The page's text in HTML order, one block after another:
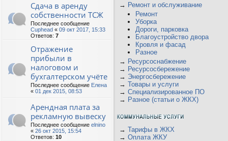
Сдача в аренду
собственности ТСЖ
Последнее сообщение
Cuphead « 09 окт 2017, 15:33
Ответов: 7
Отражение
прибыли в
налоговом и
бухгалтерском учёте
Последнее сообщение Елена
« 01 дек 2015, 08:53
Арендная плата за
рекламную вывеску
Последнее сообщение elnino
« 26 окт 2015, 15:54
Ответов: 10
→ Ремонт и обслуживание
Ремонт
Уборка
Дороги, парковка
Благоустройство двора
Кровля и фасад
Разное
→ Ресурсоснабжение
→ Ресурсосбережение
→ Энергосбережение
→ Товары и услуги
→ Специализированное ПО
→ Разное (статьи о ЖКХ)
→ Тарифы в ЖКХ
→ Оплата ЖКУ